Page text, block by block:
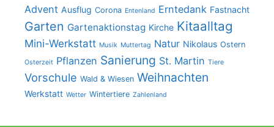
Advent Ausflug Corona Entenland Erntedank Fastnacht
Garten Gartenaktionstag Kirche Kitaalltag
Mini-Werkstatt Musik Muttertag Natur Nikolaus Ostern
Osterzeit Pflanzen Sanierung St. Martin Tiere
Vorschule Wald & Wiesen Weihnachten
Werkstatt Wetter Wintertiere Zahlenland